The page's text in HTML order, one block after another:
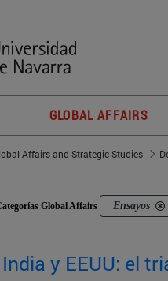
GLOBAL AFFAIRS
Affairs and Strategic Studies
Global Affairs Ensayos
y EEUU: el